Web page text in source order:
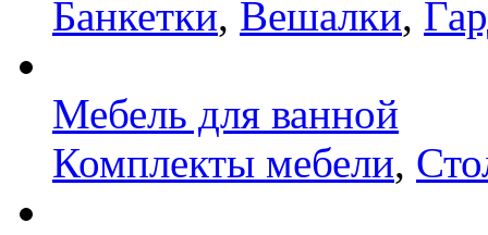
Банкетки, Вешалки,
Мебель для ванной
Комплекты мебели,